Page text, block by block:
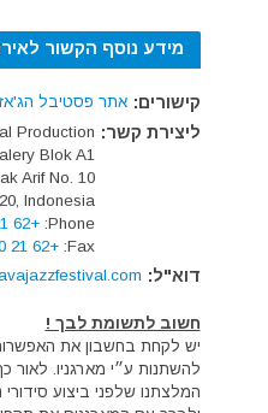
מידע נוסף הקשור
קישורים: אתר פסטיבל
ליצירת קשר: Production
Blok A1
Arif No. 10
Indonesia
Phone:
+62 21 72783601 - 02
Fax:
+62 21 7204030
דוא"ל:
חשוב לתשומת לבך !
יש לקחת בחשבון את
להשתנות ע״י מארגניו. לאור
המלצתנו שלפני ביצוע